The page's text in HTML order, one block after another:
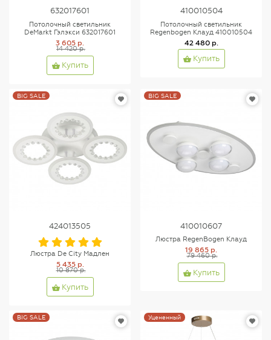
632017601
Потолочный светильник
DeMarkt Гэлэкси 632017601
3 605 р.
14 420 р.
Купить
410010504
Потолочный светильник
Regenbogen Клауд 410010504
42 480 р.
Купить
BIG SALE
424013505
Люстра De City Мадлен
5 435 р.
10 870 р.
Купить
BIG SALE
410010607
Люстра RegenBogen Клауд
19 865 р.
79 460 р.
Купить
BIG SALE Уцененный